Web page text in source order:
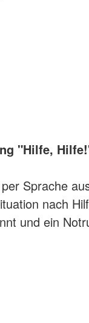
"Hilfe,
Sprache
nach
und ein